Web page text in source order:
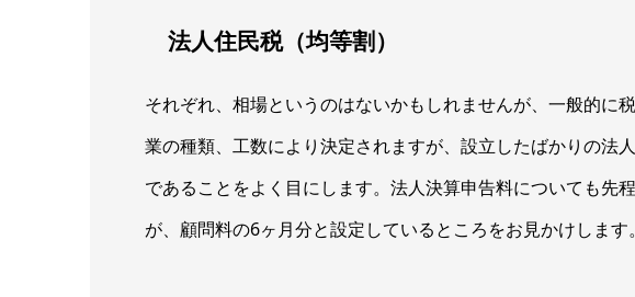
法人住民税（均等割）
それぞれ、相場というのはないかもしれませんが、一般的に
業の種類、工数により決定されますが、設立したばかりの法
であることをよく目にします。法人決算申告料についても先
が、顧問料の6ヶ月分と設定しているところをお見かけします。